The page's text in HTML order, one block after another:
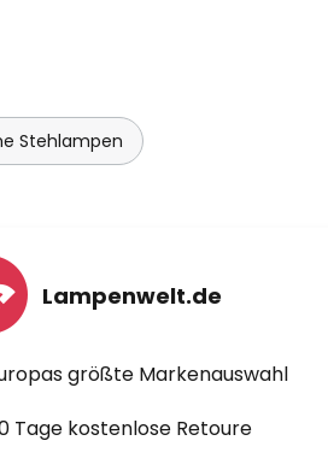
Stehlampen
Lampenwelt.de
größte Markenauswahl
Tage kostenlose Retoure